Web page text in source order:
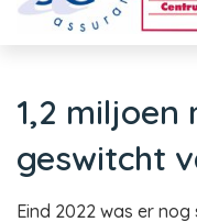
1,2 miljoen
geswitcht
Eind 2022 was er